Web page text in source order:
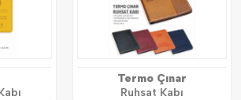
Termo Çınar
Ruhsat Kabı